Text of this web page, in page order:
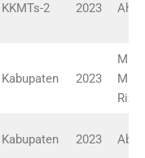
KKMTs-2 2023
Kabupaten 2023
Kabupaten 2023